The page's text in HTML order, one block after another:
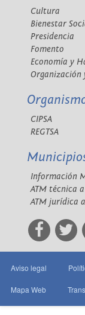
Cultura
Bienestar
Presidencia
Fomento
Economía y
Organización
CIPSA
REGTSA
Información
ATM técnica
ATM jurídica
Aviso legal
Mapa Web